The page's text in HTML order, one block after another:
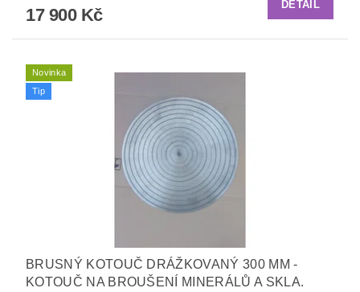
17 900 Kč
DETAIL
Novinka
Tip
BRUSNÝ KOTOUČ DRÁŽKOVANÝ 300 MM -
KOTOUČ NA BROUŠENÍ MINERÁLŮ A SKLA.